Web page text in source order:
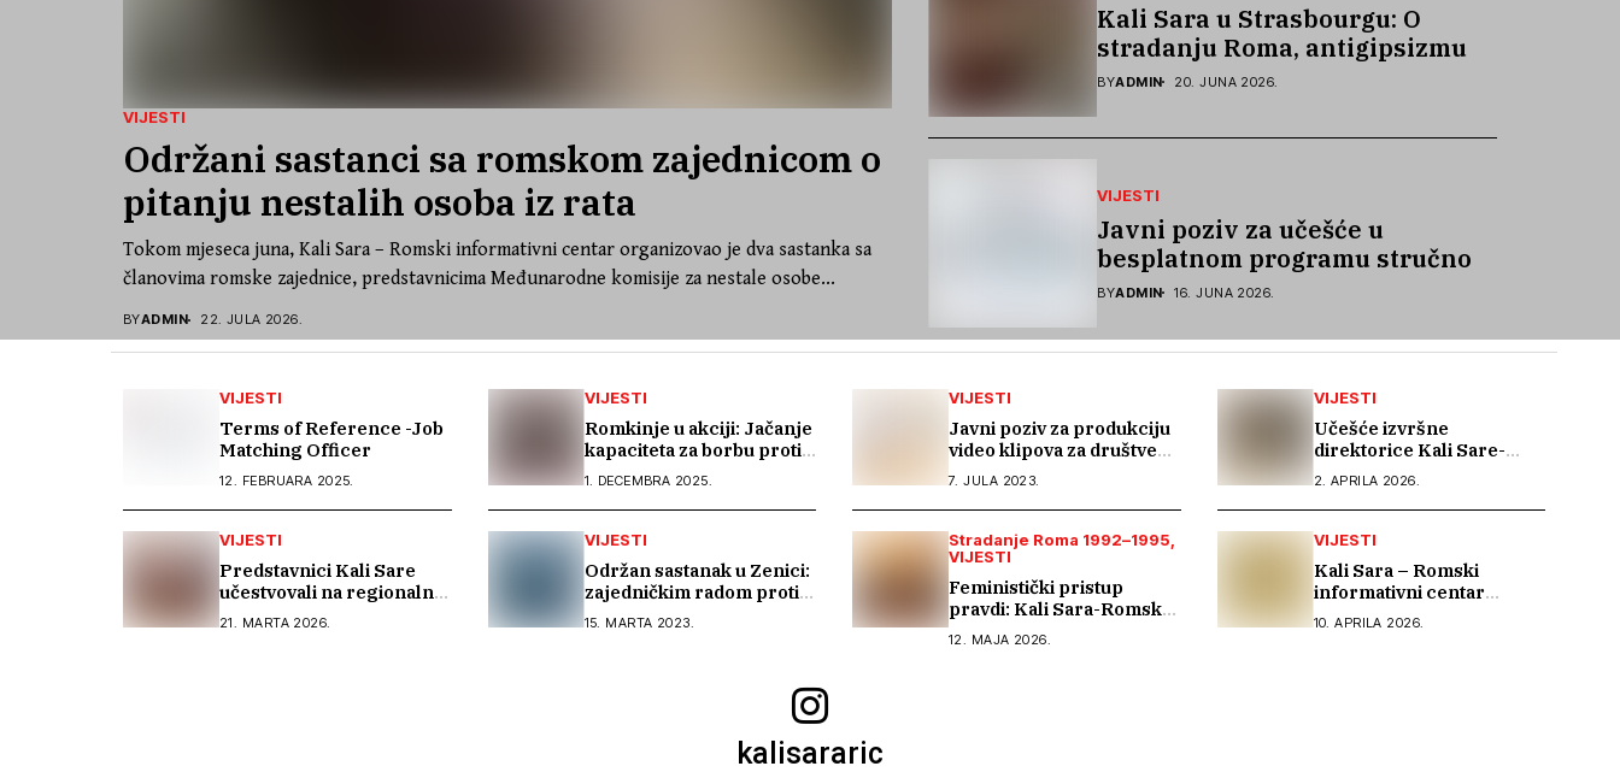
VIJESTI
Održani sastanci sa romskom zajednicom o
pitanju nestalih osoba iz rata
Tokom mjeseca juna, Kali Sara – Romski informativni centar organizovao je dva sastanka sa
članovima romske zajednice, predstavnicima Međunarodne komisije za nestale osobe...
BYADMIN 22. JULA 2026.
Kali Sara u Strasbourgu: O
stradanju Roma, antigipsizmu i
borbi protiv govora mržnje
BYADMIN 20. JUNA 2026.
VIJESTI
Javni poziv za učešće u
besplatnom programu stručnog
osposobljavanja i podrške pri
BYADMIN 16. JUNA 2026.
VIJESTI
Terms of Reference -Job
Matching Officer
12. FEBRUARA 2025.
VIJESTI
Romkinje u akciji: Jačanje
kapaciteta za borbu protiv
rodno zasnovanog nasilja
1. DECEMBRA 2025.
VIJESTI
Javni poziv za produkciju
video klipova za društvene
mreže
7. JULA 2023.
VIJESTI
Učešće izvršne
direktorice Kali Sare-
Romskog informativnog
centra na 21. sastanku
Dijaloga Vijeća Evrope sa
romskim OCD
2. APRILA 2026.
VIJESTI
Predstavnici Kali Sare
učestvovali na regionalnoj
konferenciji o inkluzivnoj
memorijalizaciji u Rijeci
21. MARTA 2026.
VIJESTI
Održan sastanak u Zenici:
zajedničkim radom protiv
trgovine ljudima
15. MARTA 2023.
Stradanje Roma 1992–1995
VIJESTI
Feministički pristup
pravdi: Kali Sara-Romski
informativni centar na na
regionalnom susretu
12. MAJA 2026.
VIJESTI
Kali Sara – Romski
informativni centar
postao članica ERIAC-a
10. APRILA 2026.
kalisararic